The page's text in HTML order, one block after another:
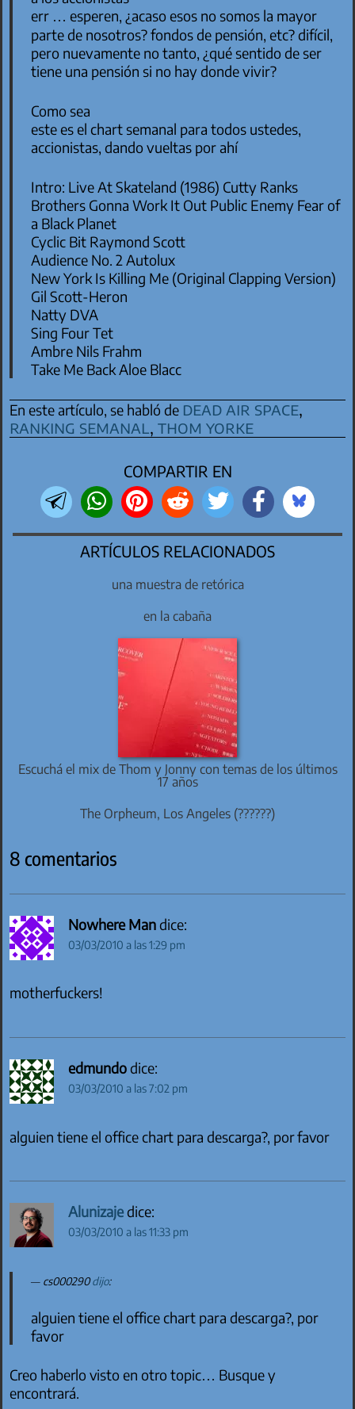
err … esperen, ¿acaso esos no somos la mayor
parte de nosotros? fondos de pensión, etc? difícil,
pero nuevamente no tanto, ¿qué sentido de ser
tiene una pensión si no hay donde vivir?
Como sea
este es el chart semanal para todos ustedes,
accionistas, dando vueltas por ahí
Intro: Live At Skateland (1986) Cutty Ranks
Brothers Gonna Work It Out Public Enemy Fear of
a Black Planet
Cyclic Bit Raymond Scott
Audience No. 2 Autolux
New York Is Killing Me (Original Clapping Version)
Gil Scott-Heron
Natty DVA
Sing Four Tet
Ambre Nils Frahm
Take Me Back Aloe Blacc
En este artículo, se habló de dead air space,
ranking semanal,thom yorke
COMPARTIR EN
ARTÍCULOS RELACIONADOS
una muestra de retórica
en la cabaña
Escuchá el mix de Thom y Jonny con temas de los últimos
17 años
The Orpheum, Los Angeles (??????)
8 comentarios
Nowhere Mandice:
03/03/2010 a las 1:29 pm
motherfuckers!
edmundodice:
03/03/2010 a las 7:02 pm
alguien tiene el office chart para descarga?, por favor
Alunizajedice:
03/03/2010 a las 11:33 pm
cs000290dijo:
alguien tiene el office chart para descarga?, por
favor
Creo haberlo visto en otro topic… Busque y
encontrará.